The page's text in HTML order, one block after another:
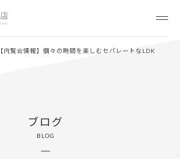
【内覧会情報】個々の時間を楽しむセパレートなLDK
ブログ
BLOG